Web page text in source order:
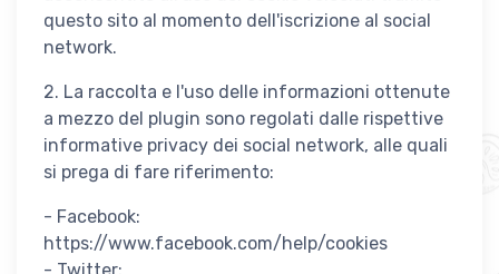
questo sito al momento dell'iscrizione al social
network.
2. La raccolta e l'uso delle informazioni ottenute
a mezzo del plugin sono regolati dalle rispettive
informative privacy dei social network, alle quali
si prega di fare riferimento:
- Facebook:
https://www.facebook.com/help/cookies